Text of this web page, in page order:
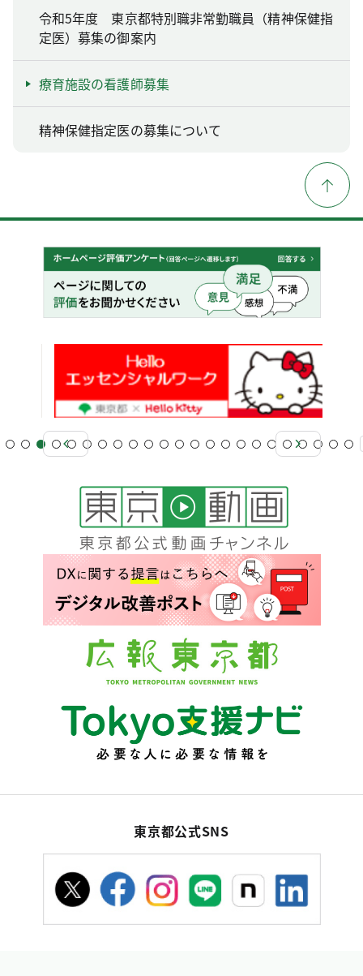
令和5年度 東京都特別職非常勤職員（精神保健指
定医）募集の御案内
療育施設の看護師募集
精神保健指定医の募集について
東京都公式SNS